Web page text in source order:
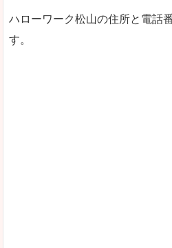
ハローワーク松山の住所と電話
す。